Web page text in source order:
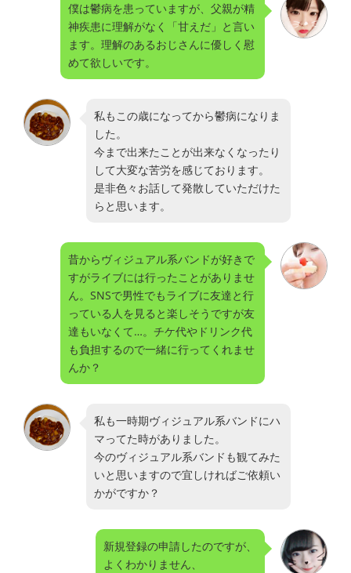
僕は鬱病を患っていますが、父親が精
神疾患に理解がなく「甘えだ」と言い
ます。理解のあるおじさんに優しく慰
めて欲しいです。
私もこの歳になってから鬱病になりま
した。
今まで出来たことが出来なくなったり
して大変な苦労を感じております。
是非色々お話して発散していただけた
らと思います。
昔からヴィジュアル系バンドが好きで
すがライブには行ったことがありませ
ん。SNSで男性でもライブに友達と行
っている人を見ると楽しそうですが友
達もいなくて…。チケ代やドリンク代
も負担するので一緒に行ってくれませ
んか？
私も一時期ヴィジュアル系バンドにハ
マってた時がありました。
今のヴィジュアル系バンドも観てみた
いと思いますので宜しければご依頼い
かがですか？
新規登録の申請したのですが、
よくわかりません、